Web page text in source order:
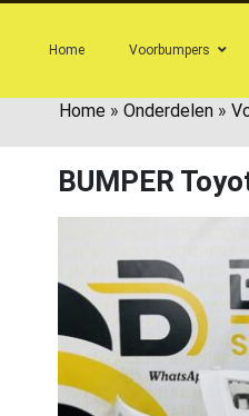
Home Voorbumpers
Home » Onderdelen »
BUMPER